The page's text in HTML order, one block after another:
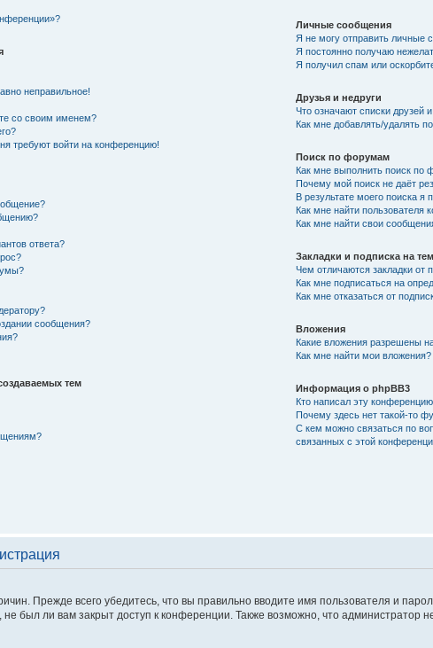
неправильное!
со своим именем?
требуют войти на конференцию!
ответа?
сообщения?
тем
Личные сообщения
Я не могу отправить личные
Я постоянно получаю
Я получил спам или
Друзья и недруги
Что означают списки друзей
Как мне добавлять/удалять
Поиск по форумам
Как мне выполнить поиск
Почему мой поиск не даёт
В результате моего поиска я
Как мне найти пользователя
Как мне найти свои
Закладки и подписка на
Чем отличаются закладки от
Как мне подписаться на
Как мне отказаться от
Вложения
Какие вложения разрешены
Как мне найти мои вложения?
Информация о phpBB3
Кто написал эту
Почему здесь нет такой-то
С кем можно связаться по
связанных с этой
Прежде всего убедитесь, что вы правильно вводите имя пользователя и
был ли вам закрыт доступ к конференции. Также возможно, что администратор